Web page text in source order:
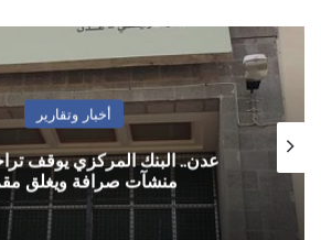
أخبار وتقارير
عدن.. البنك المركزي يوقف
منشآت صرافة ويغلق